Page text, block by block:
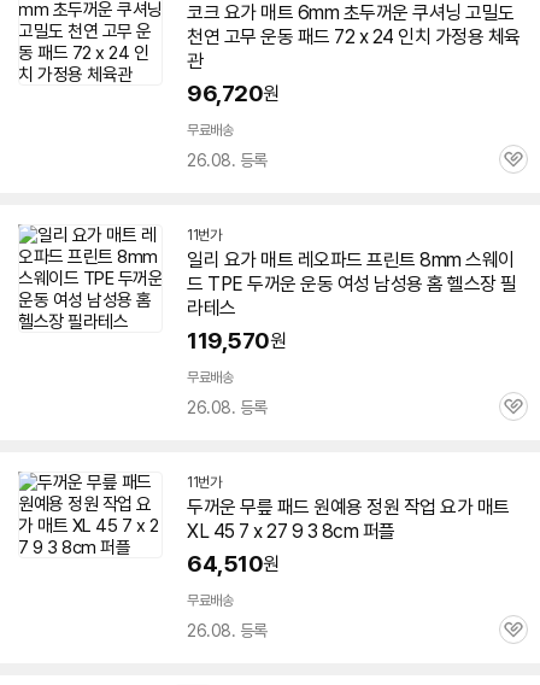
코크 요가 매트 6mm 초두꺼운 쿠셔닝 고밀도
천연 고무 운동 패드 72 x 24 인치 가정용 체육
관
96,720원
무료배송
26.08. 등록
관
11번가
일리 요가 매트 레오파드 프린트 8mm 스웨이
드 TPE 두꺼운 운동 여성 남성용 홈 헬스장 필
라테스
119,570원
무료배송
26.08. 등록
관
11번가
두꺼운 무릎 패드 원예용 정원 작업 요가 매트
XL 45 7 x 27 9 3 8cm 퍼플
64,510원
무료배송
26.08. 등록
관